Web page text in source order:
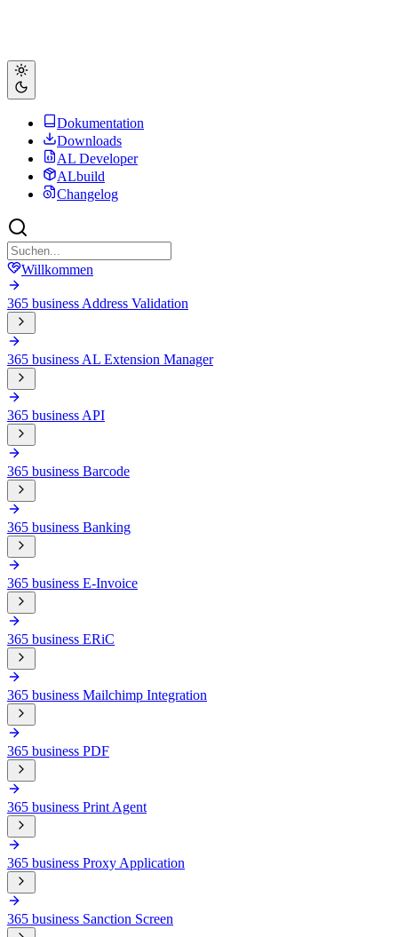
Dokumentation
Downloads
AL Developer
ALbuild
Changelog
Willkommen
365 business Address Validation
365 business AL Extension Manager
365 business API
365 business Barcode
365 business Banking
365 business E-Invoice
365 business ERiC
365 business Mailchimp Integration
365 business PDF
365 business Print Agent
365 business Proxy Application
365 business Sanction Screen